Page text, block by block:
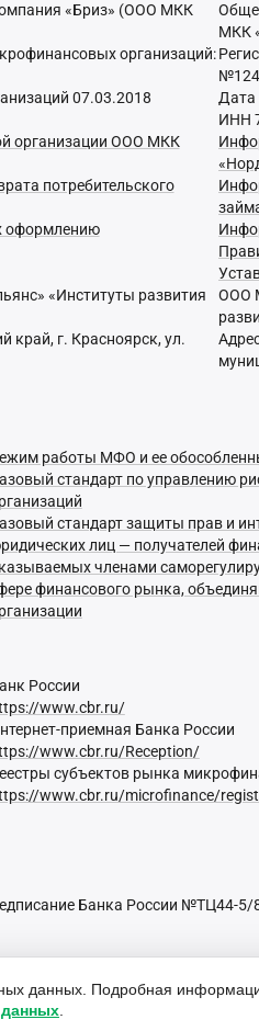
«Бриз» (ООО МКК
организаций:
07.03.2018
организации ООО МКК
потребительского
оформлению
«Институты развития
г. Красноярск, ул.
МКК
Дата
ИНН
ООО
работы МФО и ее
стандарт по управлению
стандарт защиты прав и
лиц — получателей
членами
финансового рынка,
России
www.cbr.ru/
приемная Банка России
www.cbr.ru/Reception/
субъектов рынка
www.cbr.ru/microfinance/
Банка России №ТЦ44-
данных. Подробная